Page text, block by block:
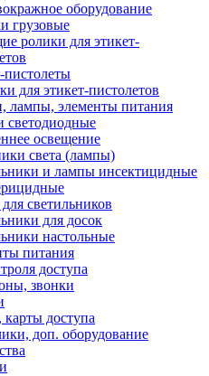
оборудование
грузовые
ролики для этикет-
пистолеты
для этикет-пистолетов
лампы, элементы питания
светодиодные
освещение
света (лампы)
и лампы инсектицидные
светильников
для досок
настольные
питания
доступа
звонки
доступа
доп. оборудование